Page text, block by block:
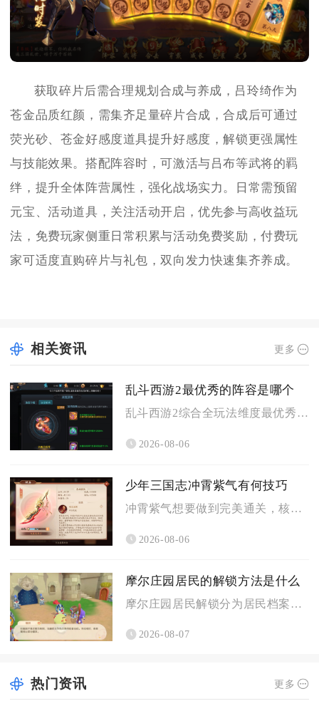
获取碎片后需合理规划合成与养成，吕玲绮作为
苍金品质红颜，需集齐足量碎片合成，合成后可通过
荧光砂、苍金好感度道具提升好感度，解锁更强属性
与技能效果。搭配阵容时，可激活与吕布等武将的羁
绊，提升全体阵营属性，强化战场实力。日常需预留
元宝、活动道具，关注活动开启，优先参与高收益玩
法，免费玩家侧重日常积累与活动免费奖励，付费玩
家可适度直购碎片与礼包，双向发力快速集齐养成。
相关资讯 更多
乱斗西游2最优秀的阵容是哪个
乱斗西游2综合全玩法维度最优秀的阵容为蛟魔王搭配魍魉与牛头马...
2026-08-06
少年三国志冲霄紫气有何技巧
冲霄紫气想要做到完美通关，核心技巧就是严格遵循拆帐篷、破机关...
2026-08-06
摩尔庄园居民的解锁方法是什么
摩尔庄园居民解锁分为居民档案图鉴点亮与家园来访解锁两大核心途...
2026-08-07
热门资讯 更多